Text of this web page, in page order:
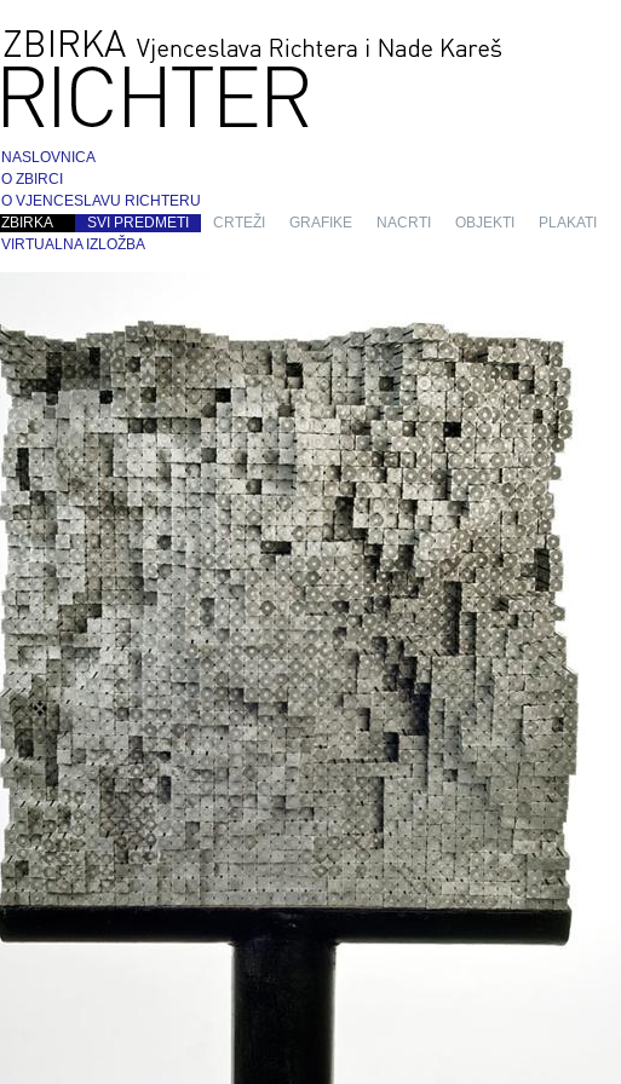
NASLOVNICA
O ZBIRCI
O VJENCESLAVU RICHTERU
ZBIRKA
SVI PREDMETI CRTEŽI GRAFIKE NACRTI OBJEKTI PLAKATI
VIRTUALNA IZLOŽBA